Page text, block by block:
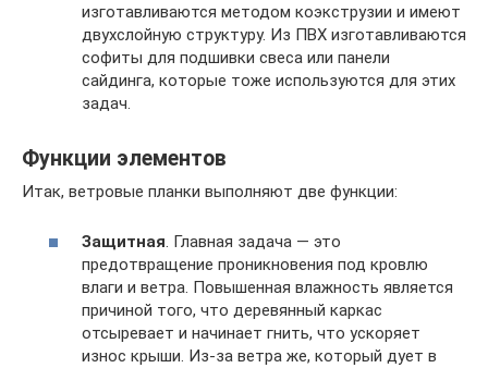
изготавливаются методом коэкструзии и имеют
двухслойную структуру. Из ПВХ изготавливаются
софиты для подшивки свеса или панели
сайдинга, которые тоже используются для этих
задач.
Функции элементов
Итак, ветровые планки выполняют две функции:
Защитная. Главная задача — это
предотвращение проникновения под кровлю
влаги и ветра. Повышенная влажность является
причиной того, что деревянный каркас
отсыревает и начинает гнить, что ускоряет
износ крыши. Из-за ветра же, который дует в